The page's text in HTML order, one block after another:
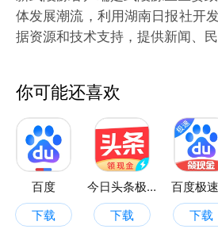
体发展潮流，利用湖南日报社开
据资源和技术支持，提供新闻、
陵源区声音，展现武陵源区形象
\"新武陵源\"将成为发布武陵源
武陵源区信息的主渠道、对外讲
就的新窗口。
你可能还喜欢
百度
下载
今日头条极速版
下载
百度极
下载